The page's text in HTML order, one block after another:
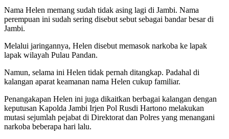
Nama Helen memang sudah tidak asing lagi di Jambi. Nama
perempuan ini sudah sering disebut sebut sebagai bandar besar di
Jambi.
Melalui jaringannya, Helen disebut memasok narkoba ke lapak
lapak wilayah Pulau Pandan.
Namun, selama ini Helen tidak pernah ditangkap. Padahal di
kalangan aparat keamanan nama Helen cukup familiar.
Penangakapan Helen ini juga dikaitkan berbagai kalangan dengan
keputusan Kapolda Jambi Irjen Pol Rusdi Hartono melakukan
mutasi sejumlah pejabat di Direktorat dan Polres yang menangani
narkoba beberapa hari lalu.